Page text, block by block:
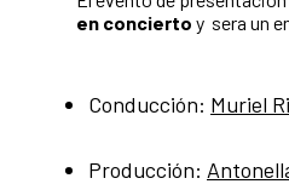
en concierto y sera un
Conducción: Muriel
Producción: